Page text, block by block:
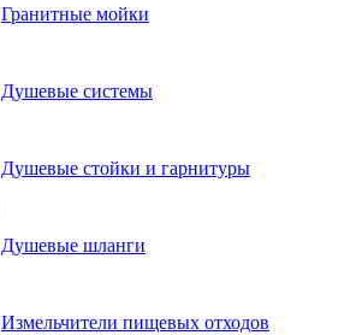
Гранитные мойки
Душевые системы
Душевые стойки и гарнитуры
Душевые шланги
Измельчители пищевых отходов